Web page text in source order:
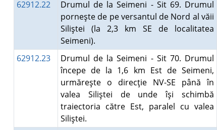
62912.22
Drumul de la Seimeni - Sit 69. Drumul
porneşte de pe versantul de Nord al văii
Siliştei (la 2,3 km SE de localitatea
Seimeni).
62912.23
Drumul de la Seimeni - Sit 70. Drumul
începe de la 1,6 km Est de Seimeni,
urmăreşte o direcţie NV-SE până în
valea Siliştei de unde îşi schimbă
traiectoria către Est, paralel cu valea
Siliştei.